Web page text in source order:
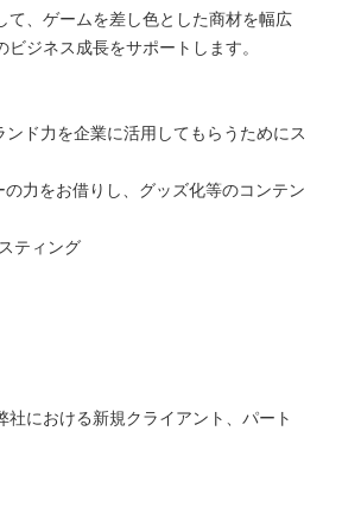
、ゲームを差し色とした商材を幅広
ジネス成長をサポートします。
ド力を企業に活用してもらうためにス
力をお借りし、グッズ化等のコンテン
ティング
社における新規クライアント、パート